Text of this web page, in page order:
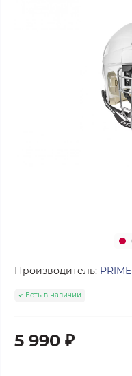
Производитель: PRIME
Есть в наличии
5 990 ₽